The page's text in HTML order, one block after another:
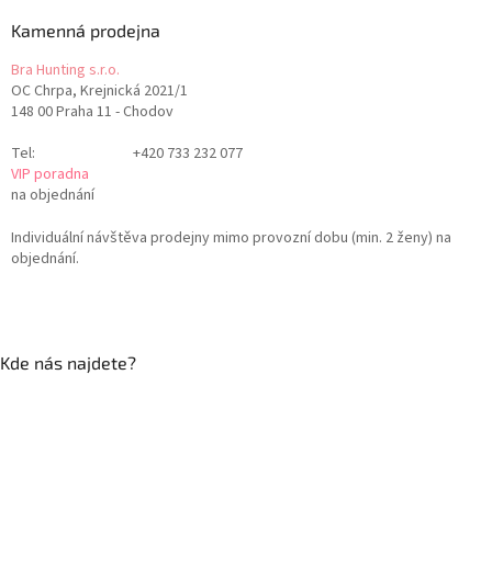
Kamenná prodejna
Bra Hunting s.r.o.
OC Chrpa, Krejnická 2021/1
148 00 Praha 11 - Chodov
Tel:
+420 733 232 077
VIP poradna
na objednání
Individuální návštěva prodejny mimo provozní dobu (min. 2 ženy) na
objednání.
Kde nás najdete?